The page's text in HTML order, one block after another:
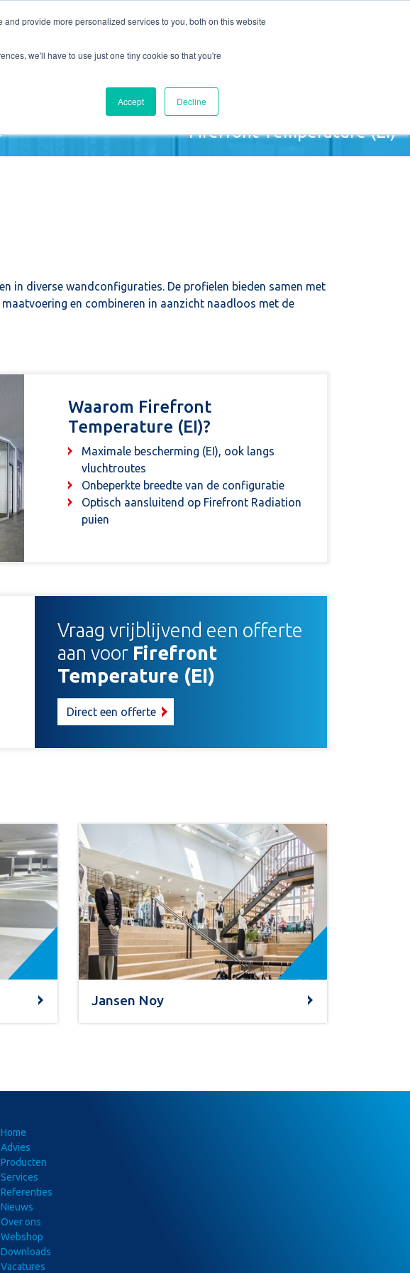
provide more personalized services to you, both on this website
we'll have to use just one tiny cookie so that you're
Accept Decline
ONS CONTACT VACATURES
Firefront Temperature (EI)
in diverse wandconfiguraties. De profielen bieden samen met
en combineren in aanzicht naadloos met de
Waarom Firefront
Temperature (EI)?
Maximale bescherming (EI), ook langs
vluchtroutes
Onbeperkte breedte van de configuratie
Optisch aansluitend op Firefront Radiation
puien
Vraag vrijblijvend een offerte
aan voor Firefront
Temperature (EI)
Direct een offerte
Jansen Noy
Home
Advies
Producten
Services
Referenties
Nieuws
Over ons
Webshop
Downloads
Vacatures